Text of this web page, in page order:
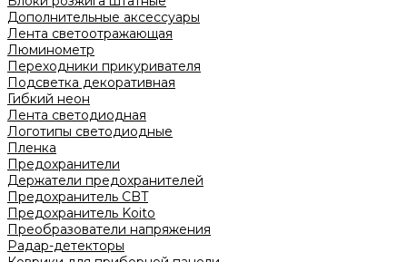
Дополнительные аксессуары
Лента светоотражающая
Люминометр
Переходники прикуривателя
Подсветка декоративная
Гибкий неон
Лента светодиодная
Логотипы светодиодные
Пленка
Предохранители
Держатели предохранителей
Предохранитель CBT
Предохранитель Koito
Преобразователи напряжения
Радар-детекторы